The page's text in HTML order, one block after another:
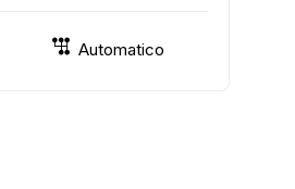
Automatico